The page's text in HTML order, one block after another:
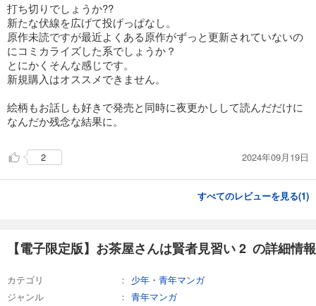
打ち切りでしょうか??
新たな伏線を広げて投げっぱなし。
原作未読ですが最近よくある原作がずっと更新されていないの
にコミカライズした系でしょうか？
とにかくそんな感じです。
新規購入はオススメできません。
絵柄もお話しも好きで発売と同時に夜更かしして読んだだけに
なんだか残念な結果に。
2 2024年09月19日
すべてのレビューを見る(1)
【電子限定版】お茶屋さんは賢者見習い 2 の詳細情報
カテゴリ
少年・青年マンガ
ジャンル
青年マンガ